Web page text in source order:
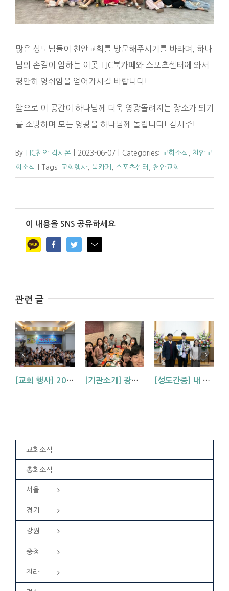
많은 성도님들이 천안교회를 방문해주시기를 바라며, 하나
님의 손길이 임하는 이곳 TJC북카페와 스포츠센터에 와서
평안히 영쉬임을 얻어가시길 바랍니다!
앞으로 이 공간이 하나님께 더욱 영광돌려지는 장소가 되기
를 소망하며 모든 영광을 하나님께 돌립니다! 감사주!
By TJC천안 김시온 2023-06-07 Categories: 교회소식
천안교
회소식
Tags: 교회행사 북카페 스포츠센터 천안교회
이 내용을 SNS 공유하세요
FacebookTwitterEmail
관련 글
[교회 행사] 2026 아동부 연합 여름성경학교 (부산, 거제, 대구) [기관소개] 광주교회 청년부를 소개합니다! [성도간증] 내 삶에 역사하시는 하나님 (김기석 신학생 간증)
교회소식
총회소식
서울
경기
강원
충청
전라